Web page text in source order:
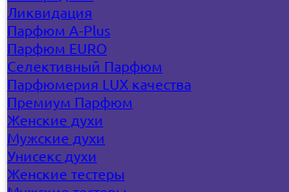
Ликвидация
Парфюм A-Plus
Парфюм EURO
Селективный Парфюм
Парфюмерия LUX качества
Премиум Парфюм
Женские духи
Мужские духи
Унисекс духи
Женские тестеры